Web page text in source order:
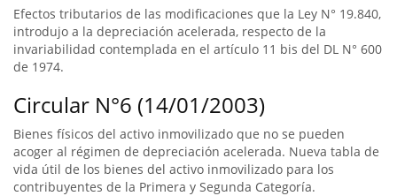
Efectos tributarios de las modificaciones que la Ley N° 19.840,
introdujo a la depreciación acelerada, respecto de la
invariabilidad contemplada en el artículo 11 bis del DL N° 600
de 1974.
Circular N°6 (14/01/2003)
Bienes físicos del activo inmovilizado que no se pueden
acoger al régimen de depreciación acelerada. Nueva tabla de
vida útil de los bienes del activo inmovilizado para los
contribuyentes de la Primera y Segunda Categoría.